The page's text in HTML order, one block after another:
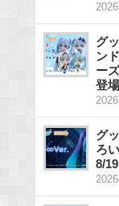
グ
ン
ー
登
グ
ろ
8/